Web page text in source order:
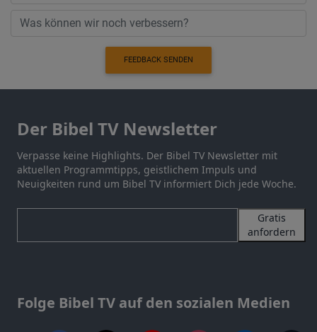
FEEDBACK SENDEN
Der Bibel TV Newsletter
Verpasse keine Highlights. Der Bibel TV Newsletter mit
aktuellen Programmtipps, geistlichem Impuls und
Neuigkeiten rund um Bibel TV informiert Dich jede Woche.
Gratis
anfordern
Folge Bibel TV auf den sozialen Medien